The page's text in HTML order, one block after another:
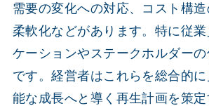
需要の変化への対応、コスト構
柔軟化などがあります。特に従
ケーションやステークホルダー
です。経営者はこれらを総合的
能な成長へと導く再生計画を策定